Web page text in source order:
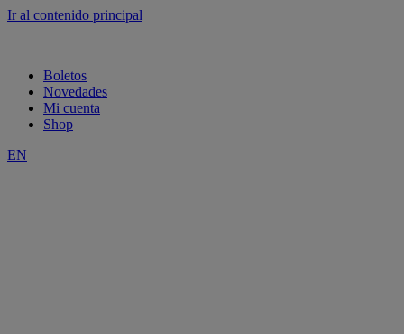
Ir al contenido principal
Boletos
Novedades
Mi cuenta
Shop
EN